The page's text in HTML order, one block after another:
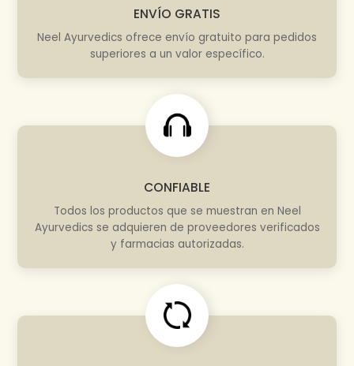
ENVÍO GRATIS
Neel Ayurvedics ofrece envío gratuito para pedidos
superiores a un valor específico.
CONFIABLE
Todos los productos que se muestran en Neel
Ayurvedics se adquieren de proveedores verificados
y farmacias autorizadas.